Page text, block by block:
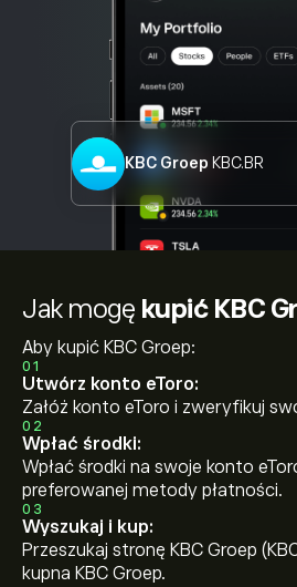
KBC Groep KBC.BR
Jak mogę kupić KBC
Aby kupić KBC Groep:
01
Utwórz konto eToro:
Załóż konto eToro i zweryfikuj
02
Wpłać środki:
Wpłać środki na swoje konto
preferowanej metody płatności.
03
Wyszukaj i kup:
Przeszukaj stronę KBC Groep
kupna KBC Groep.